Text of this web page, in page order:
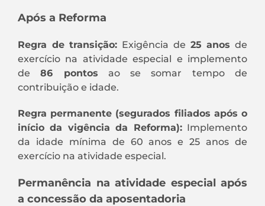
Após a Reforma
Regra de transição: Exigência de 25 anos de
exercício na atividade especial e implemento
de86 pontos ao se somar tempo de
contribuição e idade.
Regra permanente (segurados filiados após o
início da vigência da Reforma):Implemento
da idade mínima de 60 anos e 25 anos de
exercício na atividade especial.
Permanência na atividade especial após
a concessão da aposentadoria